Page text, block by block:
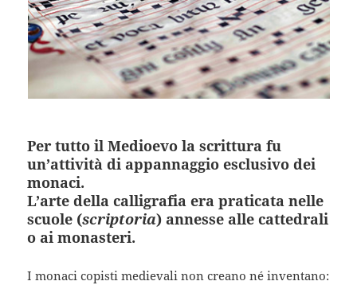
Per tutto il Medioevo la scrittura fu
un’attività di appannaggio esclusivo dei
monaci.
L’arte della calligrafia era praticata nelle
scuole (scriptoria) annesse alle cattedrali
o ai monasteri.
I monaci copisti medievali non creano né inventano: